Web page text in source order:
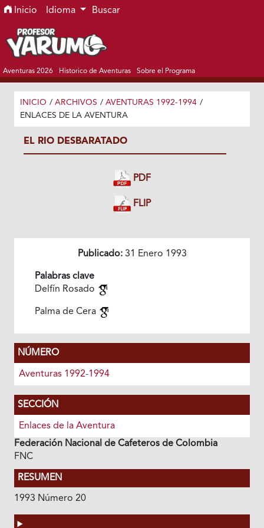
Ir al menú de navegación principal
Ir al contenido principal
Ir al pie de página del sitio
Inicio Idioma Buscar
Aventuras 2026 Historico de Aventuras Sobre el Programa
INICIO / ARCHIVOS / AVENTURAS 1992-1994 /
ENLACES DE LA AVENTURA
EL RIO DESBARATADO
PDF
FLIP
Publicado:31 Enero 1993
Palabras clave
Delfín Rosado
Palma de Cera
NÚMERO
Aventuras 1992-1994
SECCIÓN
Enlaces de la Aventura
Federación Nacional de Cafeteros de Colombia
FNC
RESUMEN
1993 Número 20